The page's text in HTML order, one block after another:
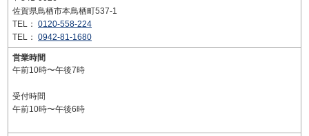
佐賀県鳥栖市本鳥栖町537-1
TEL： 0120-558-224
TEL： 0942-81-1680
営業時間
午前10時〜午後7時
受付時間
午前10時〜午後6時